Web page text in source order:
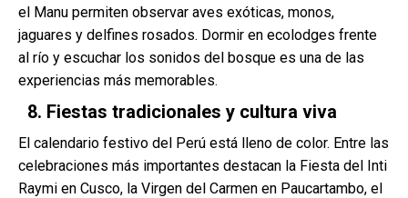
el Manu permiten observar aves exóticas, monos,
jaguares y delfines rosados. Dormir en ecolodges frente
al río y escuchar los sonidos del bosque es una de las
experiencias más memorables.
8. Fiestas tradicionales y cultura viva
El calendario festivo del Perú está lleno de color. Entre las
celebraciones más importantes destacan la Fiesta del Inti
Raymi en Cusco, la Virgen del Carmen en Paucartambo, el